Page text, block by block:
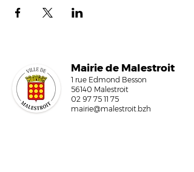
Mairie de Malestroit
1 rue Edmond Besson
56140 Malestroit
02 97 75 11 75
mairie@malestroit.bzh